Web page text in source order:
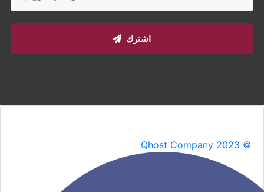
اشترك
Qhost Company 2023 ©